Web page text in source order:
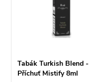
Tabák Turkish Blend -
Příchuť Mistify 8ml